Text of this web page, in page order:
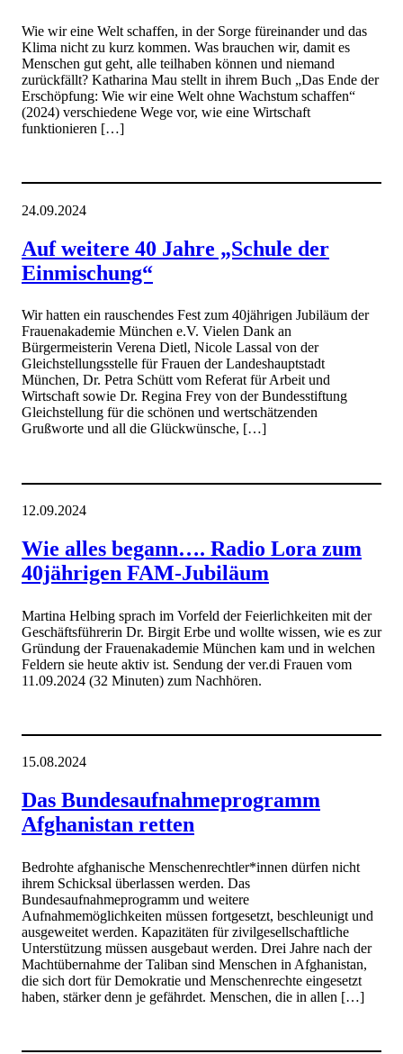
Wie wir eine Welt schaffen, in der Sorge füreinander und das
Klima nicht zu kurz kommen. Was brauchen wir, damit es
Menschen gut geht, alle teilhaben können und niemand
zurückfällt? Katharina Mau stellt in ihrem Buch „Das Ende der
Erschöpfung: Wie wir eine Welt ohne Wachstum schaffen“
(2024) verschiedene Wege vor, wie eine Wirtschaft
funktionieren […]
24.09.2024
Auf weitere 40 Jahre „Schule der
Einmischung“
Wir hatten ein rauschendes Fest zum 40jährigen Jubiläum der
Frauenakademie München e.V. Vielen Dank an
Bürgermeisterin Verena Dietl, Nicole Lassal von der
Gleichstellungsstelle für Frauen der Landeshauptstadt
München, Dr. Petra Schütt vom Referat für Arbeit und
Wirtschaft sowie Dr. Regina Frey von der Bundesstiftung
Gleichstellung für die schönen und wertschätzenden
Grußworte und all die Glückwünsche, […]
12.09.2024
Wie alles begann…. Radio Lora zum
40jährigen FAM-Jubiläum
Martina Helbing sprach im Vorfeld der Feierlichkeiten mit der
Geschäftsführerin Dr. Birgit Erbe und wollte wissen, wie es zur
Gründung der Frauenakademie München kam und in welchen
Feldern sie heute aktiv ist. Sendung der ver.di Frauen vom
11.09.2024 (32 Minuten) zum Nachhören.
15.08.2024
Das Bundesaufnahmeprogramm
Afghanistan retten
Bedrohte afghanische Menschenrechtler*innen dürfen nicht
ihrem Schicksal überlassen werden. Das
Bundesaufnahmeprogramm und weitere
Aufnahmemöglichkeiten müssen fortgesetzt, beschleunigt und
ausgeweitet werden. Kapazitäten für zivilgesellschaftliche
Unterstützung müssen ausgebaut werden. Drei Jahre nach der
Machtübernahme der Taliban sind Menschen in Afghanistan,
die sich dort für Demokratie und Menschenrechte eingesetzt
haben, stärker denn je gefährdet. Menschen, die in allen […]